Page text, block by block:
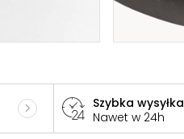
Szybka wysyłka
Nawet w 24h